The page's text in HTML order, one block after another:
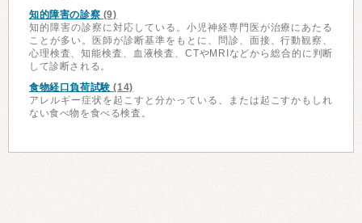
知的障害の診察 (9)
知的障害の診察に対応している。小児神経専門医が治療にあたる
ことが多い。医師が診断基準をもとに、問診、面接、行動観察、
心理検査、知能検査、血液検査、CTやMRIなどから総合的に判断
して診断される。
食物経口負荷試験 (14)
アレルギー症状を起こすと分かっている、または起こすかもしれ
ない食べ物を食べる検査。